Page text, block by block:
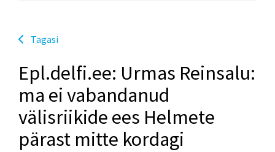
Tagasi
Epl.delfi.ee: Urmas Reinsalu:
ma ei vabandanud
välisriikide ees Helmete
pärast mitte kordagi